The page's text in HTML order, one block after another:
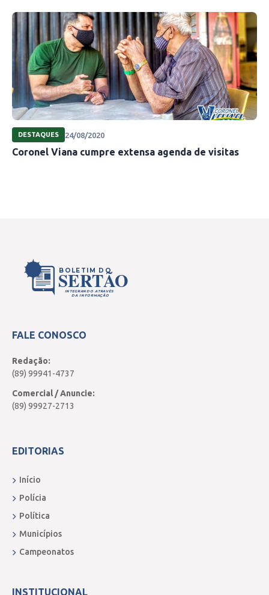
DESTAQUES 24/08/2020
Coronel Viana cumpre extensa agenda de visitas
BOLETIM DO
SERTÃO
INTEGRANDO ATRAVÉS
DA INFORMAÇÃO
FALE CONOSCO
Redação:
(89) 99941-4737
Comercial / Anuncie:
(89) 99927-2713
EDITORIAS
Início
Polícia
Política
Municípios
Campeonatos
INSTITUCIONAL